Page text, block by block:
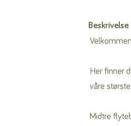
Beskrivelse
Her finner
våre
Midtre